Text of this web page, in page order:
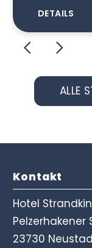
DETAILS
ALLE
Kontakt
Hotel
Pelzerhakener
23730